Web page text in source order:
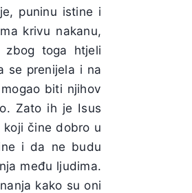
puninu istine i
krivu nakanu,
toga htjeli
se prenijela i na
biti njihov
Zato ih je Isus
čine dobro u
i da ne budu
među ljudima.
kako su oni